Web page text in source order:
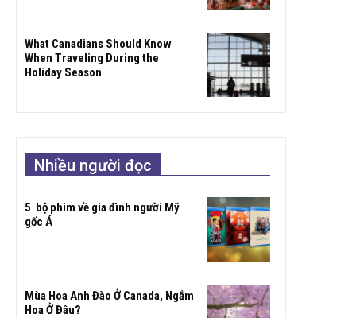
What Canadians Should Know
When Traveling During the
Holiday Season
Nhiều người đọc
5 bộ phim về gia đình người Mỹ
gốc Á
Mùa Hoa Anh Đào Ở Canada, Ngắm
Hoa Ở Đâu?